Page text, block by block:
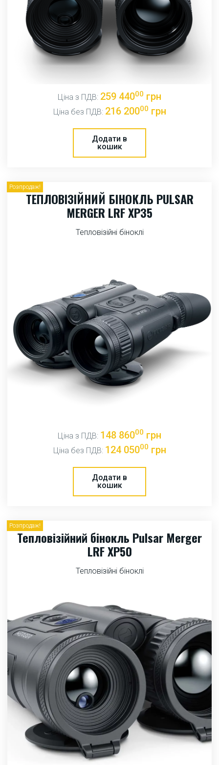
Ціна з ПДВ: 259 44000 грн
Ціна без ПДВ: 216 20000 грн
Додати в
кошик
Розпродаж!
ТЕПЛОВІЗІЙНИЙ БІНОКЛЬ PULSAR
MERGER LRF XP35
Тепловізійні біноклі
Ціна з ПДВ: 148 86000 грн
Ціна без ПДВ: 124 05000 грн
Додати в
кошик
Розпродаж!
Тепловізійний бінокль Pulsar Merger
LRF XP50
Тепловізійні біноклі